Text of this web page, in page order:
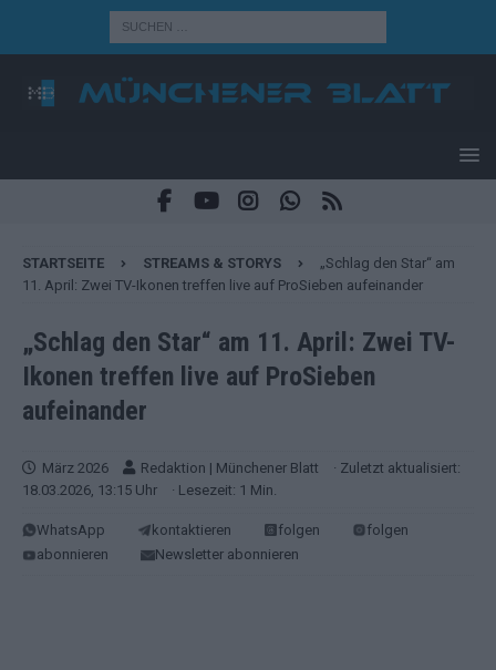
STARTSEITE STREAMS & STORYS
„Schlag den Star“ am
11. April: Zwei TV-Ikonen treffen live auf ProSieben aufeinander
„Schlag den Star“ am 11. April: Zwei TV-
Ikonen treffen live auf ProSieben
aufeinander
März 2026 Redaktion | Münchener Blatt
· Zuletzt aktualisiert:
18.03.2026, 13:15 Uhr
· Lesezeit: 1 Min.
WhatsApp kontaktieren folgen
folgen
abonnieren
Newsletter abonnieren